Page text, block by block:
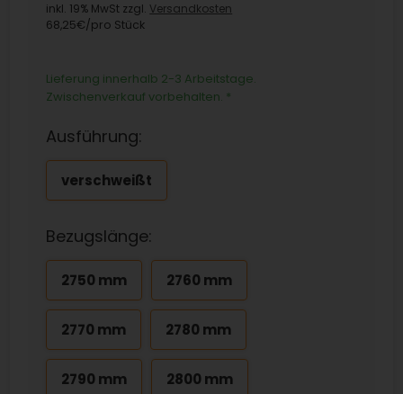
inkl. 19% MwSt zzgl. Versandkosten
68,25€/pro Stück
Lieferung innerhalb 2-3 Arbeitstage.
Zwischenverkauf vorbehalten. *
Ausführung:
verschweißt
Bezugslänge:
2750 mm 2760 mm
2770 mm 2780 mm
2790 mm 2800 mm